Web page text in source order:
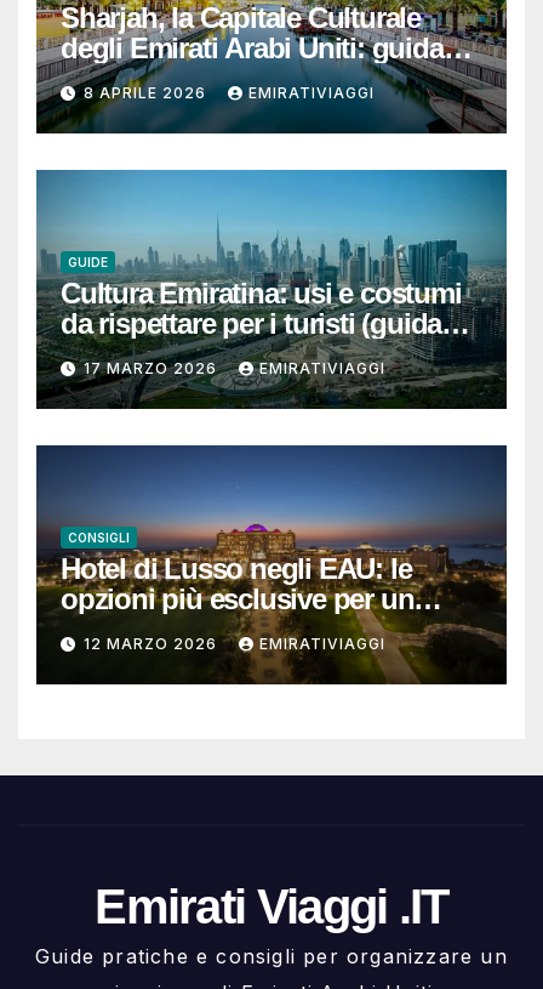
Sharjah, la Capitale Culturale
degli Emirati Arabi Uniti: guida
per un viaggio autentico, ben
organizzato e senza sorprese
8 APRILE 2026 EMIRATIVIAGGI
GUIDE
Cultura Emiratina: usi e costumi
da rispettare per i turisti (guida
completa e pratica)
17 MARZO 2026 EMIRATIVIAGGI
CONSIGLI
Hotel di Lusso negli EAU: le
opzioni più esclusive per un
soggiorno da ricordare
12 MARZO 2026 EMIRATIVIAGGI
Emirati Viaggi .IT
Guide pratiche e consigli per organizzare un